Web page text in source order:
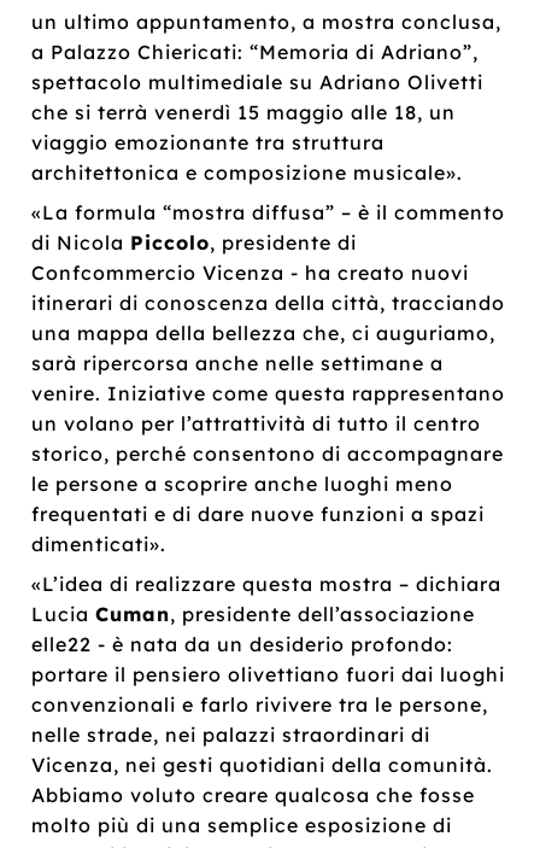
un ultimo appuntamento, a mostra conclusa,
a Palazzo Chiericati: “Memoria di Adriano”,
spettacolo multimediale su Adriano Olivetti
che si terrà venerdì 15 maggio alle 18, un
viaggio emozionante tra struttura
architettonica e composizione musicale».
«La formula “mostra diffusa” – è il commento
di Nicola Piccolo, presidente di
Confcommercio Vicenza - ha creato nuovi
itinerari di conoscenza della città, tracciando
una mappa della bellezza che, ci auguriamo,
sarà ripercorsa anche nelle settimane a
venire. Iniziative come questa rappresentano
un volano per l’attrattività di tutto il centro
storico, perché consentono di accompagnare
le persone a scoprire anche luoghi meno
frequentati e di dare nuove funzioni a spazi
dimenticati».
«L’idea di realizzare questa mostra – dichiara
LuciaCuman, presidente dell’associazione
elle22 - è nata da un desiderio profondo:
portare il pensiero olivettiano fuori dai luoghi
convenzionali e farlo rivivere tra le persone,
nelle strade, nei palazzi straordinari di
Vicenza, nei gesti quotidiani della comunità.
Abbiamo voluto creare qualcosa che fosse
molto più di una semplice esposizione di